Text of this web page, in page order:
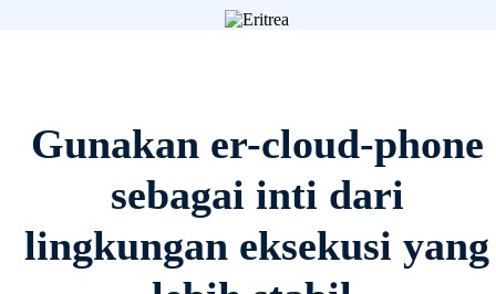
Gunakan er-cloud-phone
sebagai inti dari
lingkungan eksekusi yang